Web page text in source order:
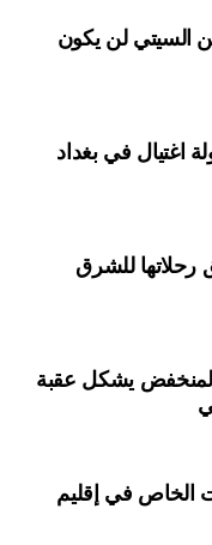
السيتي لن يكون
اغتيال في بغداد
للشرق
المنخفض يشكل عقبة
الخاص في إقليم